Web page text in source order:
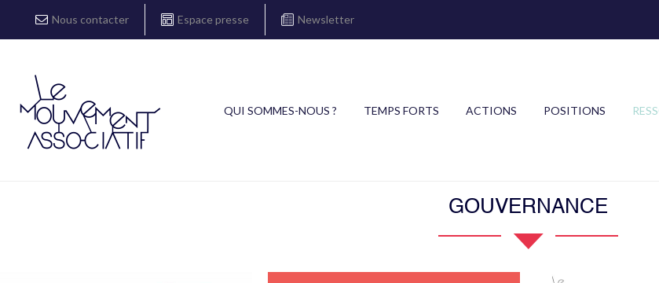
Nous contacter Espace presse Newsletter
QUI SOMMES-NOUS ? TEMPS FORTS ACTIONS POSITIONS
GOUVERNANCE